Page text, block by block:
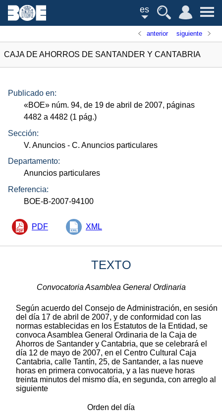
es
anterior siguiente
CAJA DE AHORROS DE SANTANDER Y CANTABRIA
Publicado en:
«BOE» núm. 94, de 19 de abril de 2007, páginas
4482 a 4482 (1 pág.)
Sección:
V. Anuncios - C. Anuncios particulares
Departamento:
Anuncios particulares
Referencia:
BOE-B-2007-94100
PDF XML
TEXTO
Convocatoria Asamblea General Ordinaria
Según acuerdo del Consejo de Administración, en sesión
del día 17 de abril de 2007, y de conformidad con las
normas establecidas en los Estatutos de la Entidad, se
convoca Asamblea General Ordinaria de la Caja de
Ahorros de Santander y Cantabria, que se celebrará el
día 12 de mayo de 2007, en el Centro Cultural Caja
Cantabria, calle Tantín, 25, de Santander, a las nueve
horas en primera convocatoria, y a las nueve horas
treinta minutos del mismo día, en segunda, con arreglo al
siguiente
Orden del día